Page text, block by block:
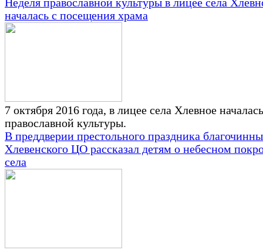
Неделя православной культуры в лицее села
началась с посещения храма
7 октября 2016 года, в лицее села Хлевное
православной культуры.
В преддверии престольного праздника
Хлевенского ЦО рассказал детям о небесном
села